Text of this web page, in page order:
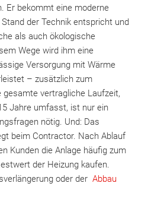
Er bekommt eine moderne
der Technik entspricht und
als auch ökologische
Wege wird ihm eine
Versorgung mit Wärme
– zusätzlich zum
vertragliche Laufzeit,
Jahre umfasst, ist nur ein
nötig. Und: Das
beim Contractor. Nach Ablauf
Kunden die Anlage häufig zum
der Heizung kaufen.
oder der Abbau